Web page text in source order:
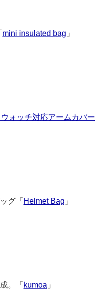
mini insulated bag 」
ォッチ対応アームカバー
グ「 Helmet Bag 」
。「 kumoa 」